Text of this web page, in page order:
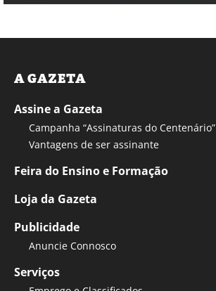
A GAZETA
Assine a Gazeta
Campanha “Assinaturas do Centenário”
Vantagens de ser assinante
Feira do Ensino e Formação
Loja da Gazeta
Publicidade
Anuncie Connosco
Serviços